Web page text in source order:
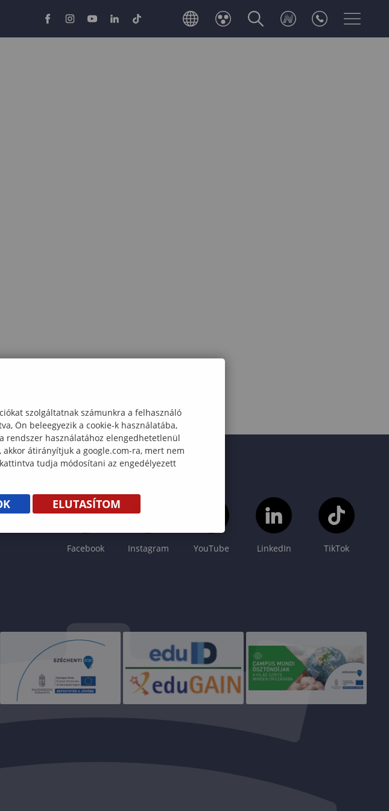
Facebook Instagram YouTube LinkedIn TikTok
szolgáltatnak számunkra a felhasználó
Ön beleegyezik a cookie-k használatába,
rendszer használatához elengedhetetlenül
átirányítjuk a google.com-ra, mert nem
tudja módosítani az engedélyezett
ELUTASÍTOM